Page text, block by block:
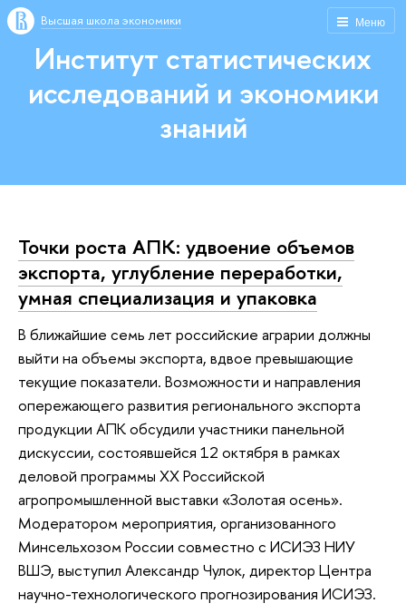
Меню
Высшая школа экономики
Институт статистических
исследований и экономики
знаний
Точки роста АПК: удвоение объемов
экспорта, углубление переработки,
умная специализация и упаковка
В ближайшие семь лет российские аграрии должны
выйти на объемы экспорта, вдвое превышающие
текущие показатели. Возможности и направления
опережающего развития регионального экспорта
продукции АПК обсудили участники панельной
дискуссии, состоявшейся 12 октября в рамках
деловой программы ХХ Российской
агропромышленной выставки «Золотая осень».
Модератором мероприятия, организованного
Минсельхозом России совместно с ИСИЭЗ НИУ
ВШЭ, выступил Александр Чулок, директор Центра
научно-технологического прогнозирования ИСИЭЗ.